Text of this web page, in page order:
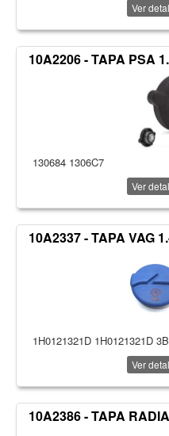
Ver
10A2206 - TAPA PSA
130684 1306C7
Ver
10A2337 - TAPA VAG
1H0121321D 1H0121321D
Ver
10A2386 - TAPA